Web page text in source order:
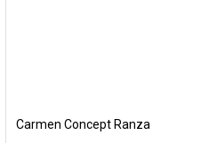
Carmen Concept Ranza